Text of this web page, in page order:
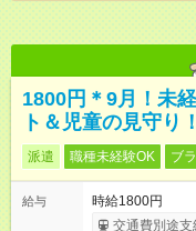
1800円＊9月！未
ト＆児童の見守り！
派遣 職種未経験OK ブ
給与
時給1800円
交通費別途支